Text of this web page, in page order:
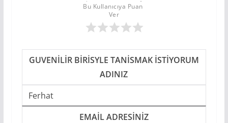
Bu Kullanıcıya Puan
Ver
GUVENILIR BIRISYLE TANISMAK ISTIYORUM
ADINIZ
Ferhat
EMAIL ADRESINIZ